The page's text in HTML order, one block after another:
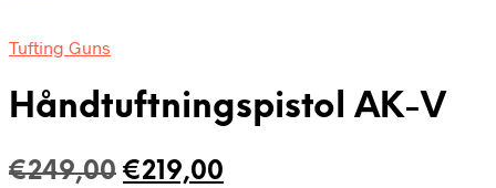
Tufting Guns
Håndtuftningspistol AK-V
€249,00 Den
€219,00